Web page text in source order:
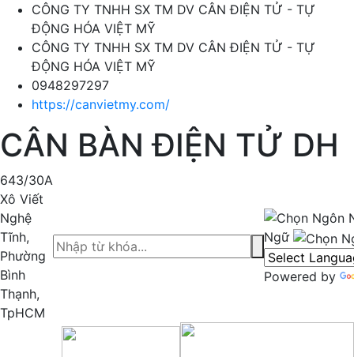
CÔNG TY TNHH SX TM DV CÂN ĐIỆN TỬ - TỰ
ĐỘNG HÓA VIỆT MỸ
CÔNG TY TNHH SX TM DV CÂN ĐIỆN TỬ - TỰ
ĐỘNG HÓA VIỆT MỸ
0948297297
https://canvietmy.com/
CÂN BÀN ĐIỆN TỬ DH
643/30A
Xô Viết
Nghệ
Tĩnh,
Phường
Bình
Thạnh,
TpHCM
Ngữ
Powered by